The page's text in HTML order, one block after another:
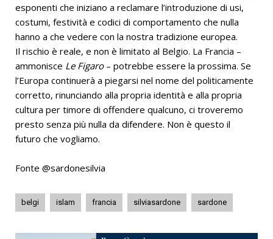
esponenti che iniziano a reclamare l’introduzione di usi,
costumi, festività e codici di comportamento che nulla
hanno a che vedere con la nostra tradizione europea.
Il rischio è reale, e non è limitato al Belgio. La Francia –
ammonisce Le Figaro– potrebbe essere la prossima. Se
l’Europa continuerà a piegarsi nel nome del politicamente
corretto, rinunciando alla propria identità e alla propria
cultura per timore di offendere qualcuno, ci troveremo
presto senza più nulla da difendere. Non è questo il
futuro che vogliamo.
Fonte @sardonesilvia
belgi islam francia silviasardone sardone